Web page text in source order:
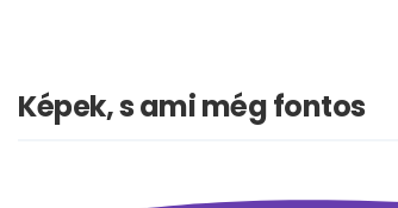
Képek, s ami még fontos